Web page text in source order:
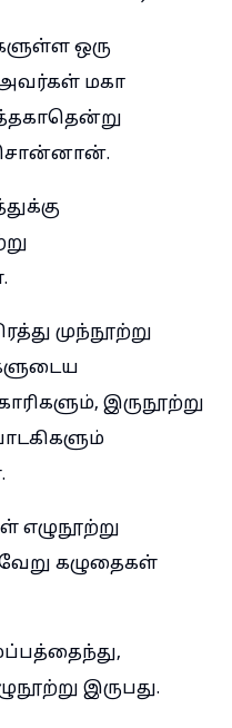
ஒரு
அவர்கள் மகா
சொன்னான்.
முந்நூற்று
இருநூற்று
எழுநூற்று
கழுதைகள்
இருபது.